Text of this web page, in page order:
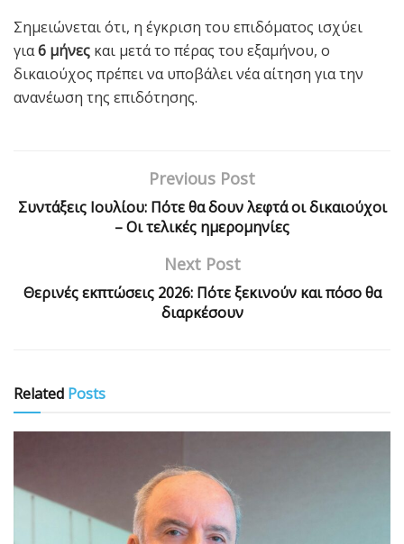
Σημειώνεται ότι, η έγκριση του επιδόματος ισχύει
για6 μήνες και μετά το πέρας του εξαμήνου, ο
δικαιούχος πρέπει να υποβάλει νέα αίτηση για την
ανανέωση της επιδότησης.
Previous Post
Συντάξεις Ιουλίου: Πότε θα δουν λεφτά οι δικαιούχοι
– Οι τελικές ημερομηνίες
Next Post
Θερινές εκπτώσεις 2026: Πότε ξεκινούν και πόσο θα
διαρκέσουν
Related Posts